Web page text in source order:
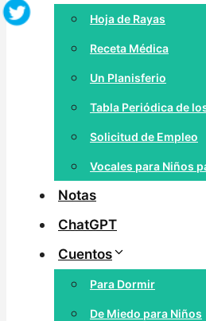
Hoja de Rayas
Receta Médica
Un Planisferio
Tabla Periódica de
Solicitud de Empleo
Vocales para Niños
Notas
ChatGPT
Cuentos
Para Dormir
De Miedo para Niños